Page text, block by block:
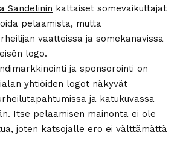
Sandelinin kaltaiset somevaikuttajat
pelaamista, mutta
vaatteissa ja somekanavissa
logo.
ja sponsorointi on
yhtiöiden logot näkyvät
ja katukuvassa
Itse pelaamisen mainonta ei ole
joten katsojalle ero ei välttämättä